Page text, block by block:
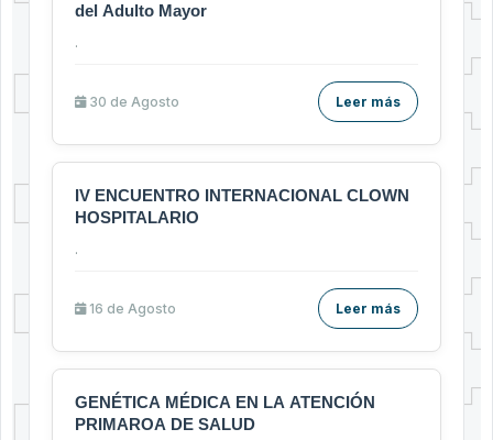
del Adulto Mayor
.
30 de Agosto Leer más
IV ENCUENTRO INTERNACIONAL CLOWN
HOSPITALARIO
.
16 de Agosto Leer más
GENÉTICA MÉDICA EN LA ATENCIÓN
PRIMAROA DE SALUD